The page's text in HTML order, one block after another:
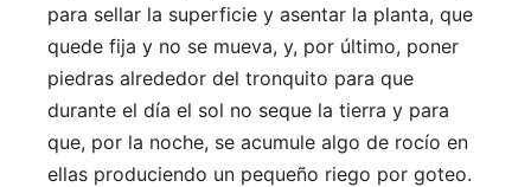
para sellar la superficie y asentar la planta, que
quede fija y no se mueva, y, por último, poner
piedras alrededor del tronquito para que
durante el día el sol no seque la tierra y para
que, por la noche, se acumule algo de rocío en
ellas produciendo un pequeño riego por goteo.